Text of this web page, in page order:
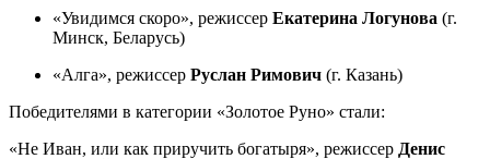
«Увидимся скоро», режиссер Екатерина Логунова (г.
Минск, Беларусь)
«Алга», режиссер Руслан Римович (г. Казань)
Победителями в категории «Золотое Руно» стали:
«Не Иван, или как приручить богатыря», режиссер Денис